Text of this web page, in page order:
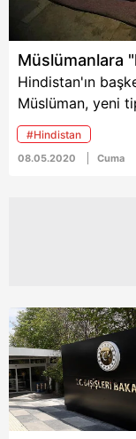
Müslümanlara
Hindistan'ın
Müslüman, yeni
dolayısıyla
gün geçmesine
#Hindistan
08.05.2020 Cuma